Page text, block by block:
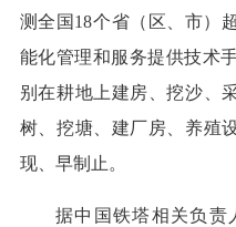
测全国18个省（区、市）
能化管理和服务提供技术
别在耕地上建房、挖沙、
树、挖塘、建厂房、养殖
现、早制止。
据中国铁塔相关负责